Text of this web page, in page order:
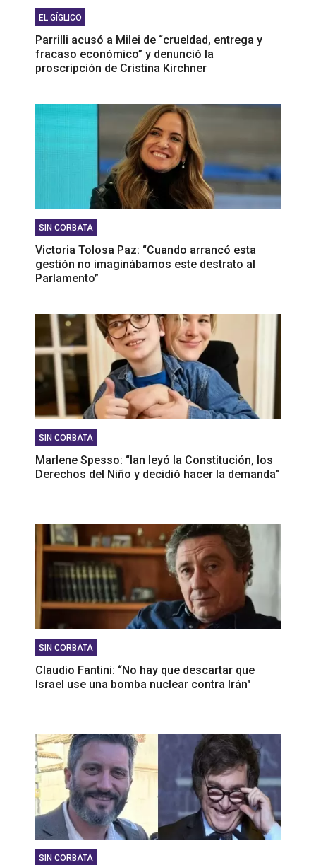
EL GÍGLICO
Parrilli acusó a Milei de “crueldad, entrega y
fracaso económico” y denunció la
proscripción de Cristina Kirchner
SIN CORBATA
Victoria Tolosa Paz: “Cuando arrancó esta
gestión no imaginábamos este destrato al
Parlamento”
SIN CORBATA
Marlene Spesso: “Ian leyó la Constitución, los
Derechos del Niño y decidió hacer la demanda"
SIN CORBATA
Claudio Fantini: “No hay que descartar que
Israel use una bomba nuclear contra Irán"
SIN CORBATA